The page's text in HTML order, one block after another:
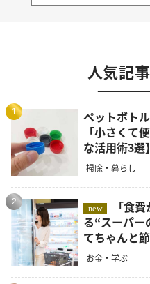
人気記
1
ペットボト
「小さくて
な活用術3選】
掃除・暮らし
2
new
る“スーパー
てちゃんと
お金・学ぶ